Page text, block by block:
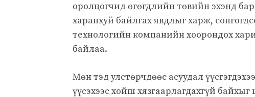
оролцогчид өгөгдлийн төвийн эхэнд
харанхуй байлгах явдлыг харж,
технологийн компанийн хоорондох
байлаа.
Мөн тэд улстөрчдөөс асуудал
үүсэхээс хойш хязгаарлагдахгүй